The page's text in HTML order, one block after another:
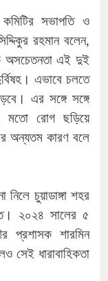
কমিটির সভাপতি ও
রহমান বলেন,
অসচেতনতা এই দুই
এভাবে চলতে
এর সঙ্গে সঙ্গে
মতো রোগ ছড়িয়ে
অন্যতম কারণ বলে
চুয়াডাঙ্গা শহর
২০২৪ সালের ৫
প্রশাসক শারমিন
সেই ধারাবাহিকতা